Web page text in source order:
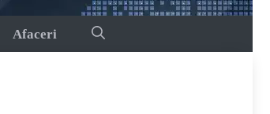
Afaceri